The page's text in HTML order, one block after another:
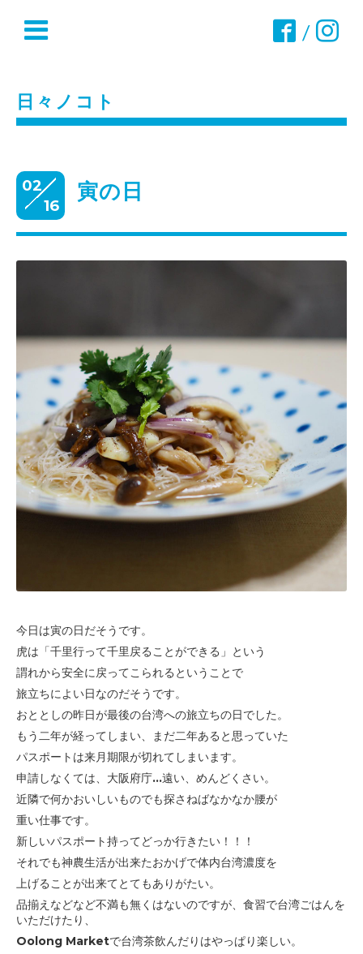
/
日々ノコト
02
16
寅の日
今日は寅の日だそうです。
虎は「千里行って千里戻ることができる」 という
謂れから安全に戻ってこられるということで
旅立ちによい日なのだそうです。
おととしの昨日が最後の台湾への旅立ちの日でした。
もう二年が経ってしまい、まだ二年あると思っていた
パスポートは来月期限が切れてしまいます。
申請しなくては、大阪府庁...遠い、めんどくさい。
近隣で何かおいしいものでも探さねばなかなか腰が
重い仕事です。
新しいパスポート持ってどっか行きたい！！！
それでも神農生活が出来たおかげで体内台湾濃度を
上げることが出来てとてもありがたい。
品揃えなどなど不満も無くはないのですが、食習で台湾ごはんを
いただけたり、
Oolong Marketで台湾茶飲んだりはやっぱり楽しい。